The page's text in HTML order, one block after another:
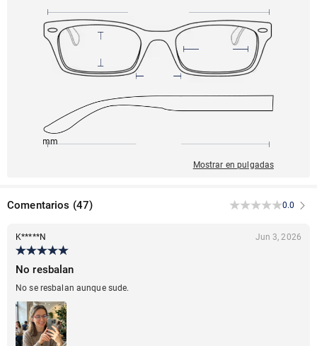
150mm
Mostrar en pulgadas
Comentarios (47) 0.0
K*****N Jun 3, 2026
No resbalan
No se resbalan aunque sude.